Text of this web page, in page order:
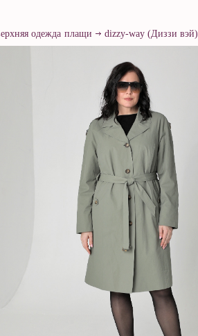
одежда плащи dizzy-way (Диззи вэй)